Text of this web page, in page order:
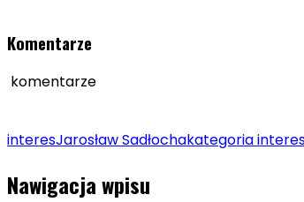
Komentarze
komentarze
interesJarosław Sadłochakategoria
Nawigacja wpisu